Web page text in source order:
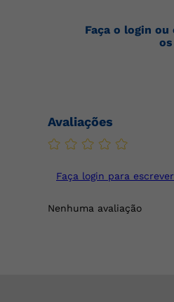
Faça o login ou
Avaliações
Faça login para
Nenhuma avaliação